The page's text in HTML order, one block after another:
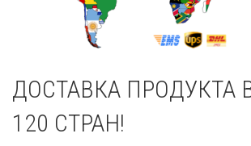
ДОСТАВКА ПРОДУКТА
120 СТРАН!